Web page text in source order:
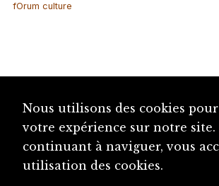
fOrum culture
Nous utilisons des cookies
votre expérience sur notre site.
continuant à naviguer, vous
utilisation des cookies.